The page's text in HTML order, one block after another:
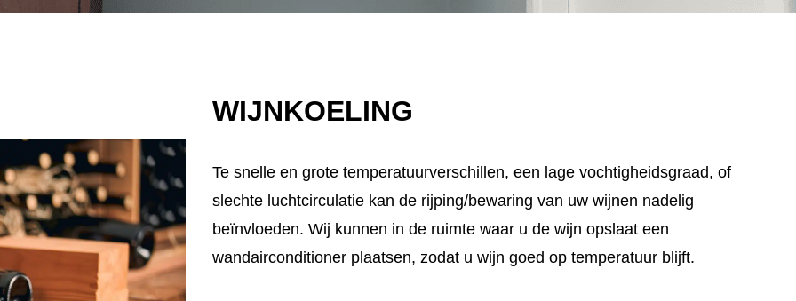
WIJNKOELING
Te snelle en grote temperatuurverschillen, een lage vochtigheidsgraad, of
slechte luchtcirculatie kan de rijping/bewaring van uw wijnen nadelig
beïnvloeden. Wij kunnen in de ruimte waar u de wijn opslaat een
wandairconditioner plaatsen, zodat u wijn goed op temperatuur blijft.